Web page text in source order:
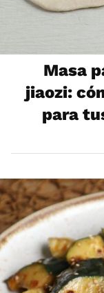
Masa
jiaozi:
para